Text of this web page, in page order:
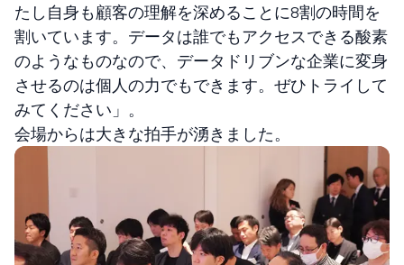
たし自身も顧客の理解を深めることに8割の時間を
割いています。データは誰でもアクセスできる酸素
のようなものなので、データドリブンな企業に変身
させるのは個人の力でもできます。ぜひトライして
みてください」。
会場からは大きな拍手が湧きました。